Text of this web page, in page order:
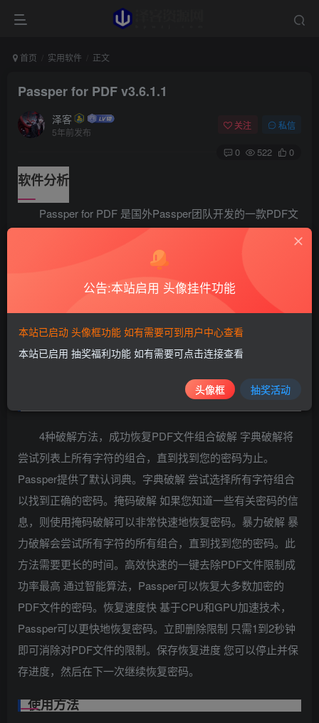
首页 实用软件 正文
Passper for PDF v3.6.1.1
泽客
5年前发布
关注 私信
0 522 0
软件分析
Passper for PDF 是国外Passper团队开发的一款PDF文
件密码破解恢复和去除限制工具，只需要简单的操作步骤，
软件会使用高级算法高速破解PDF文件密码，涵盖所有类型
软件浏览
4种破解方法，成功恢复PDF文件组合破解 字典破解将
尝试列表上所有字符的组合，直到找到您的密码为止。
Passper提供了默认词典。字典破解 尝试选择所有字符组合
以找到正确的密码。掩码破解 如果您知道一些有关密码的信
息，则使用掩码破解可以非常快速地恢复密码。暴力破解 暴
力破解会尝试所有字符的所有组合，直到找到您的密码。此
方法需要更长的时间。高效快速的一键去除PDF文件限制成
功率最高 通过智能算法，Passper可以恢复大多数加密的
PDF文件的密码。恢复速度快 基于CPU和GPU加速技术，
Passper可以更快地恢复密码。立即删除限制 只需1到2秒钟
即可消除对PDF文件的限制。保存恢复进度 您可以停止并保
存进度，然后在下一次继续恢复密码。
使用方法
公告:本站启用 头像挂件功能
本站已启动 头像框功能 如有需要可到用户中心查看
本站已启用 抽奖福利功能 如有需要可点击连接查看
头像框 抽奖活动